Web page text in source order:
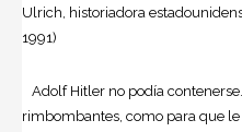
Ulrich, historiadora
1991)
Adolf Hitler no podía
rimbombantes, como para que